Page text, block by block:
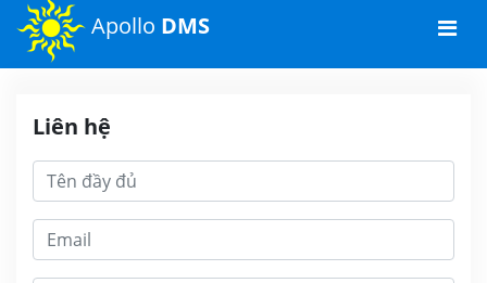
Apollo DMS
Liên hệ